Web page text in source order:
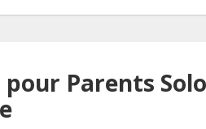
pour Parents